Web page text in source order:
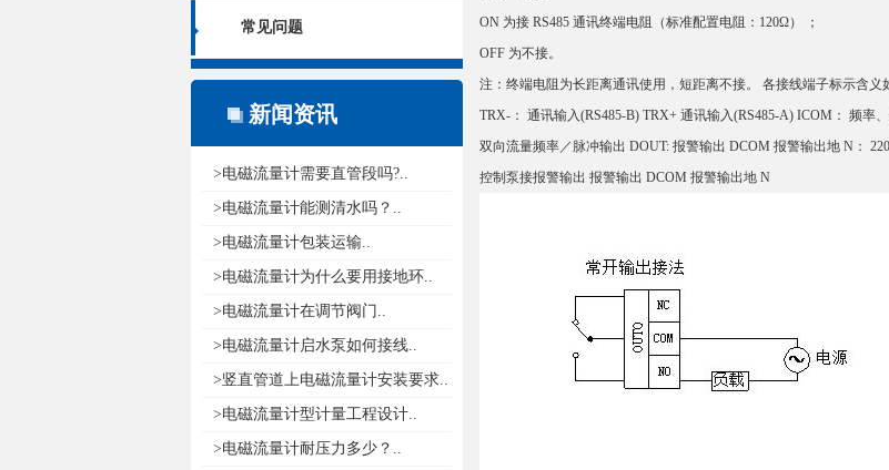
常见问题
新闻资讯
>电磁流量计需要直管段吗?..
>电磁流量计能测清水吗？..
>电磁流量计包装运输..
>电磁流量计为什么要用接地环..
>电磁流量计在调节阀门..
>电磁流量计启水泵如何接线..
>竖直管道上电磁流量计安装要求..
>电磁流量计型计量工程设计..
>电磁流量计耐压力多少？..
ON 为接 RS485 通讯终端电阻（标准配置电阻：120Ω） ；
OFF 为不接。
注：终端电阻为长距离通讯使用，短距离不接。 各接线端子标示含义
TRX-： 通讯输入(RS485-B) TRX+ 通讯输入(RS485-A) ICOM： 频率
双向流量频率／脉冲输出 DOUT: 报警输出 DCOM 报警输出地 N：
控制泵接报警输出 报警输出 DCOM 报警输出地 N